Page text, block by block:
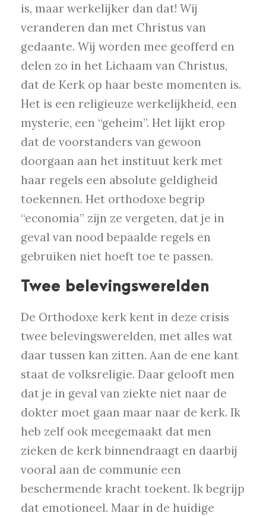
is, maar werkelijker dan dat! Wij
veranderen dan met Christus van
gedaante. Wij worden mee geofferd en
delen zo in het Lichaam van Christus,
dat de Kerk op haar beste momenten is.
Het is een religieuze werkelijkheid, een
mysterie, een “geheim”. Het lijkt erop
dat de voorstanders van gewoon
doorgaan aan het instituut kerk met
haar regels een absolute geldigheid
toekennen. Het orthodoxe begrip
“economia” zijn ze vergeten, dat je in
geval van nood bepaalde regels en
gebruiken niet hoeft toe te passen.
Twee belevingswerelden
De Orthodoxe kerk kent in deze crisis
twee belevingswerelden, met alles wat
daar tussen kan zitten. Aan de ene kant
staat de volksreligie. Daar gelooft men
dat je in geval van ziekte niet naar de
dokter moet gaan maar naar de kerk. Ik
heb zelf ook meegemaakt dat men
zieken de kerk binnendraagt en daarbij
vooral aan de communie een
beschermende kracht toekent. Ik begrijp
dat emotioneel. Maar in de huidige